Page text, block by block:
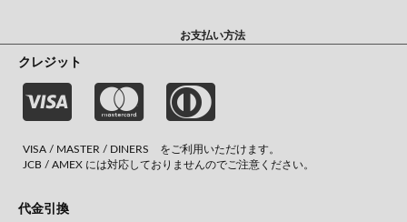
お支払い方法
クレジット
VISA / MASTER / DINERS をご利用いただけます。
JCB / AMEX には対応しておりませんのでご注意ください。
代金引換